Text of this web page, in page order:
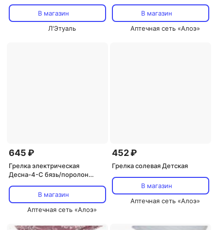
В магазин
Л'Этуаль
В магазин
Аптечная сеть «Алоэ»
645 ₽
Грелка электрическая
Десна-4-С бязь/поролон
В магазин
Аптечная сеть «Алоэ»
452 ₽
Грелка солевая Детская
В магазин
Аптечная сеть «Алоэ»